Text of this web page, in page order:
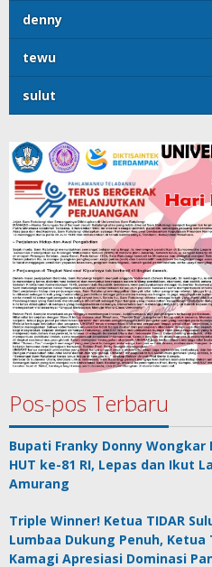
denny
tewu
sulut
Pos-pos Terbaru
Bupati Franky Donny
HUT ke-81 RI, Lepas dan Ikut
Amurang
Triple Winner! Ketua TIDAR
Lumbaa Dukung Penuh, Ketua
Kamagi Apresiasi Dominasi